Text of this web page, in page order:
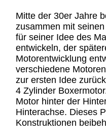
Mitte der 30er Jahre
zusammen mit
für seiner Idee des
entwickeln, der
Motorentwicklung
verschiedene
zur ersten Idee
4 Zylinder
Motor hinter der
Hinterachse. Dieses
Konstruktionen